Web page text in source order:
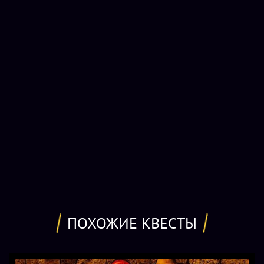
предназначен для прохождения взрослыми, смешанными
и детскими командами, самые младшие участники
договоренности (в момент бронирования игры)
ПОХОЖИЕ КВЕСТЫ